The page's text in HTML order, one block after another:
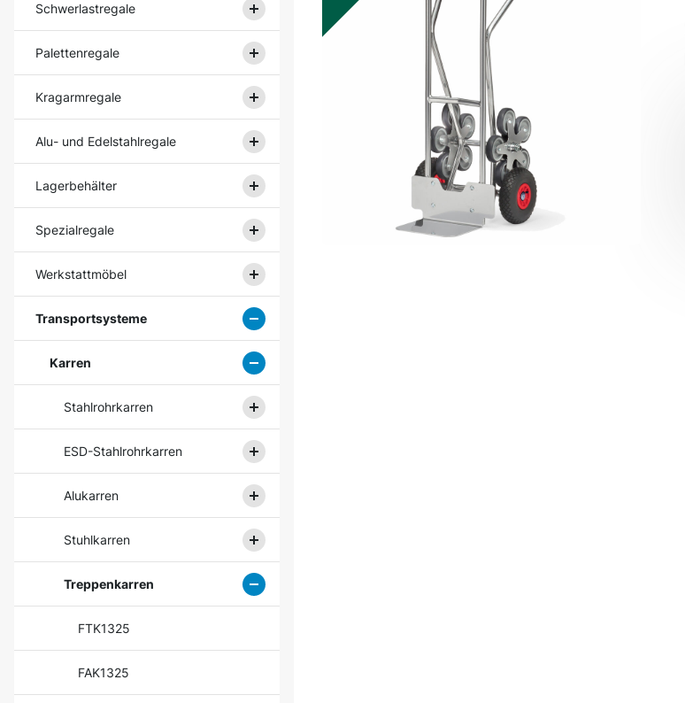
Schwerlastregale
Palettenregale
Kragarmregale
Alu- und Edelstahlregale
Lagerbehälter
Spezialregale
Werkstattmöbel
Transportsysteme
Karren
Stahlrohrkarren
ESD-Stahlrohrkarren
Alukarren
Stuhlkarren
Treppenkarren
FTK1325
FAK1325